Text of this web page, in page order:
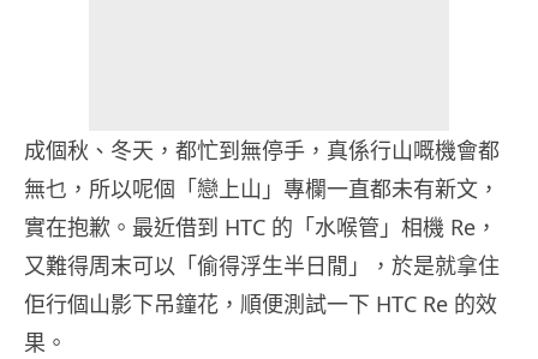
成個秋、冬天，都忙到無停手，真係行山嘅機會都
無乜，所以呢個「戀上山」專欄一直都未有新文，
實在抱歉。最近借到 HTC 的「水喉管」相機 Re，
又難得周末可以「偷得浮生半日閒」，於是就拿住
佢行個山影下吊鐘花，順便測試一下 HTC Re 的效
果。